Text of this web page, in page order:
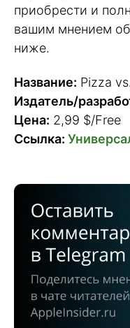
приобрести и
вашим мнением
ниже.
Название: Pizza
Издатель/
Цена: 2,99 $/Free
Ссылка: